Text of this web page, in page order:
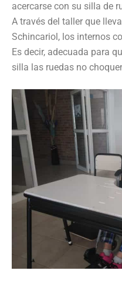
acercarse con su silla de
A través del taller que
Schincariol, los internos
Es decir, adecuada para
silla las ruedas no